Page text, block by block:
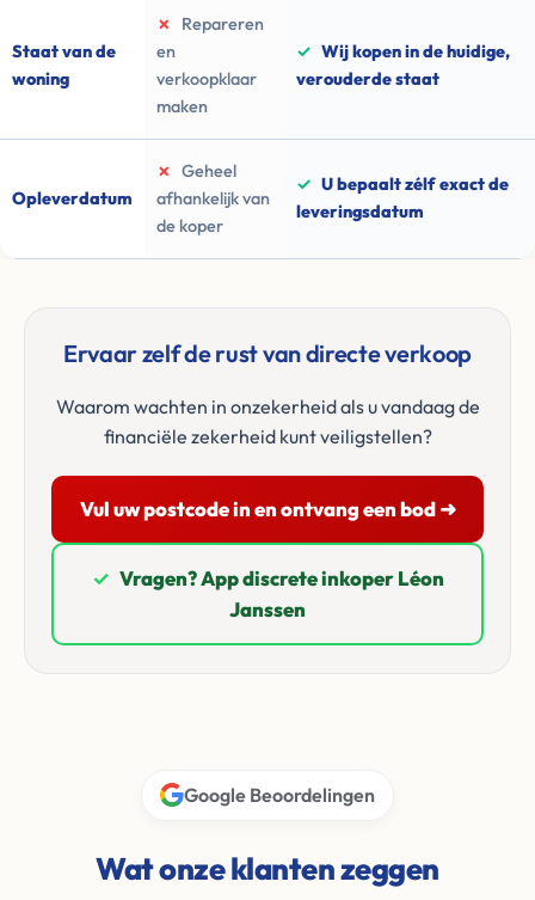
Staat van de
woning
✗
Repareren
en
verkoopklaar
maken
✓ Wij kopen in de huidige,
verouderde staat
Opleverdatum
✗
Geheel
afhankelijk van
de koper
✓ U bepaalt zélf exact de
leveringsdatum
Ervaar zelf de rust van directe verkoop
Waarom wachten in onzekerheid als u vandaag de
financiële zekerheid kunt veiligstellen?
Vul uw postcode in en ontvang een bod ➜
✓ Vragen? App discrete inkoper Léon
Janssen
Google Beoordelingen
Wat onze klanten zeggen